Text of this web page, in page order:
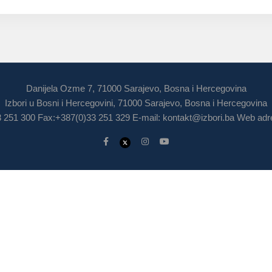
Danijela Ozme 7, 71000 Sarajevo, Bosna i Hercegovina
Izbori u Bosni i Hercegovini, 71000 Sarajevo, Bosna i Hercegovina
251 300 Fax:+387(0)33 251 329 E-mail: kontakt@izbori.baWeb